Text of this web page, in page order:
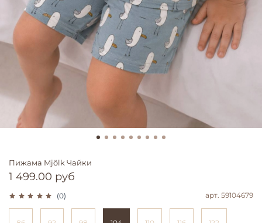
(0) арт. 59104679
Пижама Mjölk Чайки
1 499.00 руб